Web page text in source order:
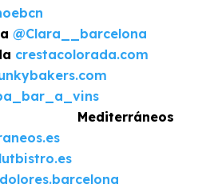
@Clara__barcelona
crestacolorada.com